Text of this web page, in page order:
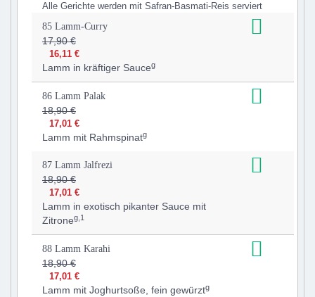
Alle Gerichte werden mit Safran-Basmati-Reis serviert
85 Lamm-Curry
17,90 €
16,11 €
Lamm in kräftiger Sauceg
86 Lamm Palak
18,90 €
17,01 €
Lamm mit Rahmspinatg
87 Lamm Jalfrezi
18,90 €
17,01 €
Lamm in exotisch pikanter Sauce mit
Zitroneg,1
88 Lamm Karahi
18,90 €
17,01 €
Lamm mit Joghurtsoße, fein gewürztg